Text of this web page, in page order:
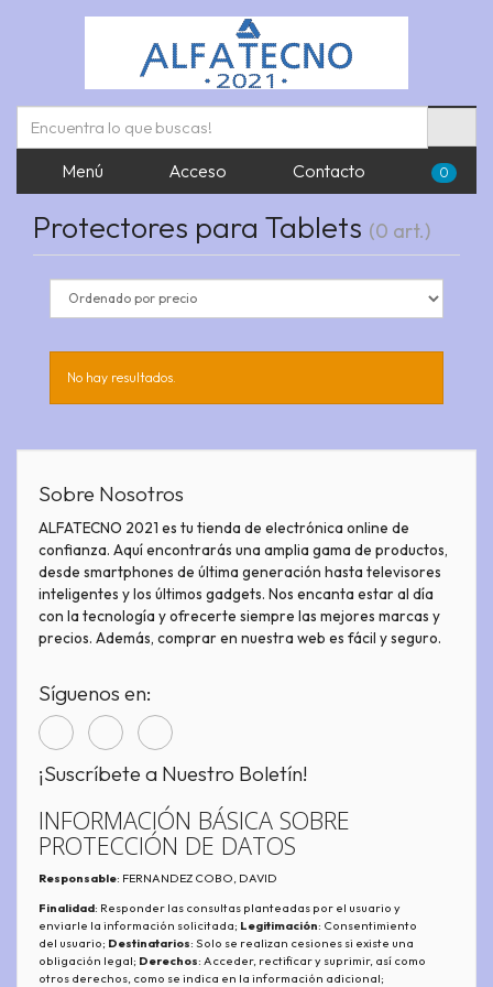
Menú Acceso Contacto 0
Protectores para Tablets (0 art.)
No hay resultados.
Sobre Nosotros
ALFATECNO 2021 es tu tienda de electrónica online de
confianza. Aquí encontrarás una amplia gama de productos,
desde smartphones de última generación hasta televisores
inteligentes y los últimos gadgets. Nos encanta estar al día
con la tecnología y ofrecerte siempre las mejores marcas y
precios. Además, comprar en nuestra web es fácil y seguro.
Síguenos en:
¡Suscríbete a Nuestro Boletín!
INFORMACIÓN BÁSICA SOBRE
PROTECCIÓN DE DATOS
Responsable: FERNANDEZ COBO, DAVID
Finalidad: Responder las consultas planteadas por el usuario y
enviarle la información solicitada; Legitimación: Consentimiento
del usuario; Destinatarios: Solo se realizan cesiones si existe una
obligación legal; Derechos: Acceder, rectificar y suprimir, así como
otros derechos, como se indica en la información adicional;